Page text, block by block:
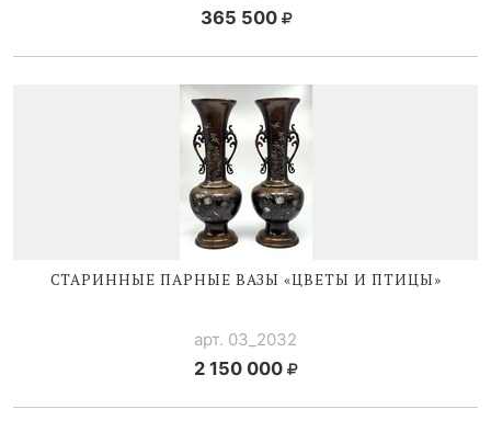
365 500
СТАРИННЫЕ ПАРНЫЕ ВАЗЫ «ЦВЕТЫ И ПТИЦЫ»
арт. 03_2032
2 150 000